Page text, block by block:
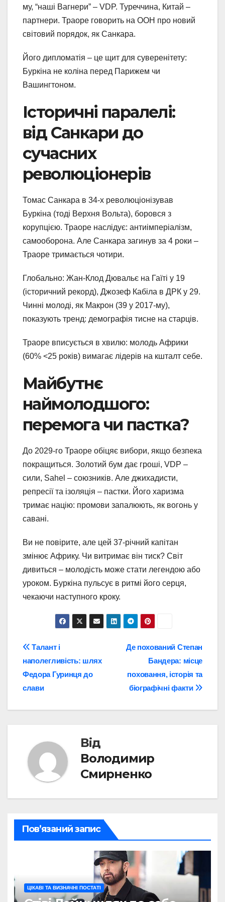
му, “наші Вагнери” – VDP. Туреччина, Китай –
партнери. Траоре говорить на ООН про новий
світовий порядок, як Санкара.
Його дипломатія – це щит для суверенітету:
Буркіна не коліна перед Парижем чи
Вашингтоном.
Історичні паралелі:
від Санкари до
сучасних
революціонерів
Томас Санкара в 34-х революціонізував
Буркіна (тоді Верхня Вольта), боровся з
корупцією. Траоре наслідує: антиімперіалізм,
самооборона. Але Санкара загинув за 4 роки –
Траоре тримається чотири.
Глобально: Жан-Клод Дювальє на Гаїті у 19
(історичний рекорд), Джозеф Кабіла в ДРК у 29.
Чинні молоді, як Макрон (39 у 2017-му),
показують тренд: демографія тисне на старців.
Траоре вписується в хвилю: молодь Африки
(60% <25 років) вимагає лідерів на кшталт себе.
Майбутнє
наймолодшого:
перемога чи пастка?
До 2029-го Траоре обіцяє вибори, якщо безпека
покращиться. Золотий бум дає гроші, VDP –
сили, Sahel – союзників. Але джихадисти,
репресії та ізоляція – пастки. Його харизма
тримає націю: промови запалюють, як вогонь у
савані.
Ви не повірите, але цей 37-річний капітан
змінює Африку. Чи витримає він тиск? Світ
дивиться – молодість може стати легендою або
уроком. Буркіна пульсує в ритмі його серця,
чекаючи наступного кроку.
Навігація
записів
Де похований Степан
Бандера: місце
поховання, історія та
біографічні факти
Талант і
наполегливість: шлях
Федора Гуринця до
слави
Від
Володимир
Смирненко
Пов’язаний запис
ЦІКАВІ ТА ВИЗНАЧНІ ПОСТАТІ